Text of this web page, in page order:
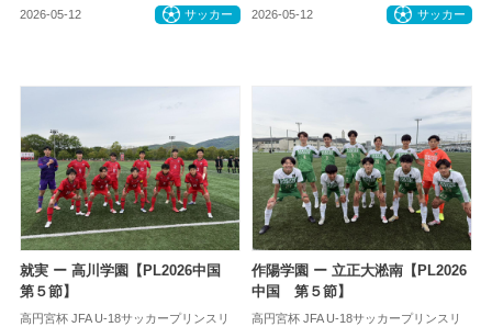
2026-05-12 サッカー 2026-05-12 サッカー
就実 ー 高川学園【PL2026中国
第５節】
高円宮杯 JFA U-18サッカープリンスリ
作陽学園 ー 立正大淞南【PL2026
中国 第５節】
高円宮杯 JFA U-18サッカープリンスリ